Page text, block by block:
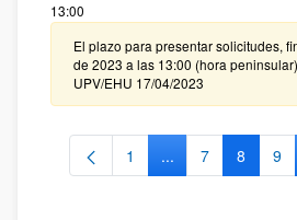
13:00
El plazo para presentar solicitudes,
de 2023 a las 13:00 (hora
UPV/EHU 17/04/2023
Página
1 ...PáginasPágina
7 Página
8 9